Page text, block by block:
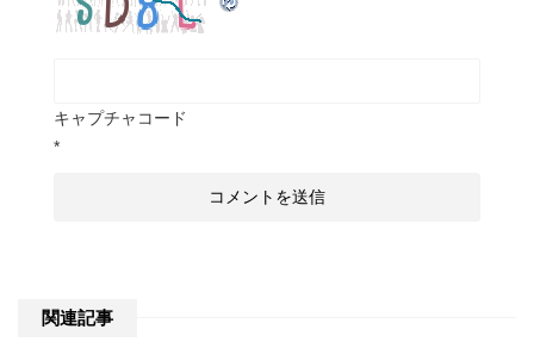
キャプチャコード
*
関連記事